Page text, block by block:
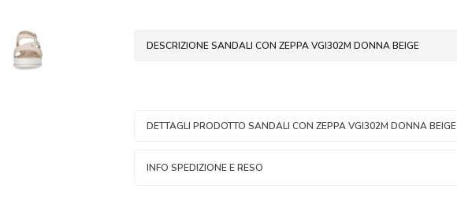
DESCRIZIONE SANDALI CON ZEPPA VGI302M DONNA BEIGE
DETTAGLI PRODOTTO SANDALI CON ZEPPA VGI302M DONNA BEIGE
INFO SPEDIZIONE E RESO